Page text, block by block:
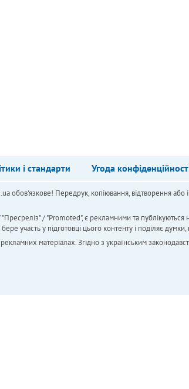
і стандарти Угода
обов'язкове! Передрук, копіювання, відтворення
/ "Promoted", є рекламними та
у підготовці цього контенту і поділяє думки,
матеріалах. Згідно з українським